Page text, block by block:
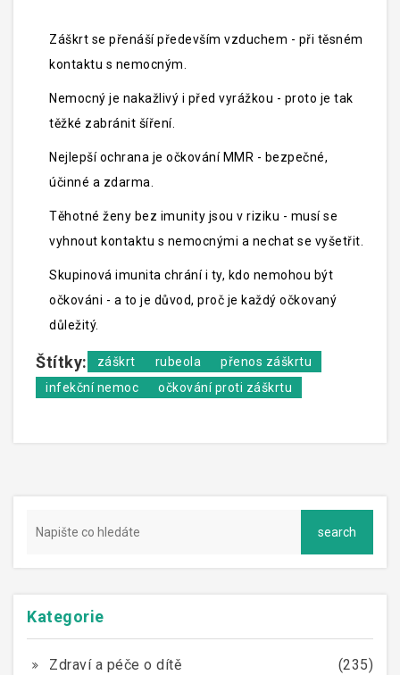
Záškrt se přenáší především vzduchem - při těsném
kontaktu s nemocným.
Nemocný je nakažlivý i před vyrážkou - proto je tak
těžké zabránit šíření.
Nejlepší ochrana je očkování MMR - bezpečné,
účinné a zdarma.
Těhotné ženy bez imunity jsou v riziku - musí se
vyhnout kontaktu s nemocnými a nechat se vyšetřit.
Skupinová imunita chrání i ty, kdo nemohou být
očkováni - a to je důvod, proč je každý očkovaný
důležitý.
Štítky: záškrt rubeola
přenos záškrtu
infekční nemoc
očkování proti záškrtu
Kategorie
Zdraví a péče o dítě
(235)